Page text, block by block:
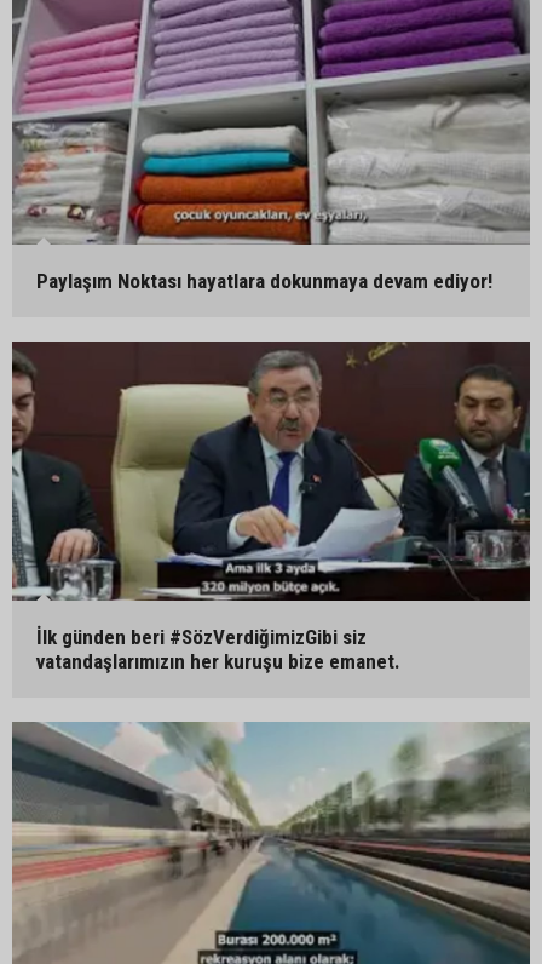
Paylaşım Noktası hayatlara dokunmaya devam ediyor!
İlk günden beri #SözVerdiğimizGibi siz
vatandaşlarımızın her kuruşu bize emanet.